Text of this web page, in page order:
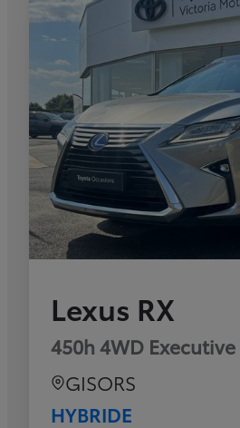
Lexus RX
450h 4WD
GISORS
HYBRIDE